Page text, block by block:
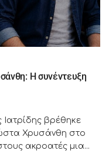
Η συνέντευξη
βρέθηκε
Χρυσάνθη στο
ακροατές μια...